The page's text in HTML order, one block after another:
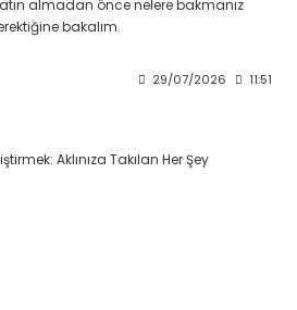
almadan önce nelere bakmanız
bakalım.
29/07/2026 11:51